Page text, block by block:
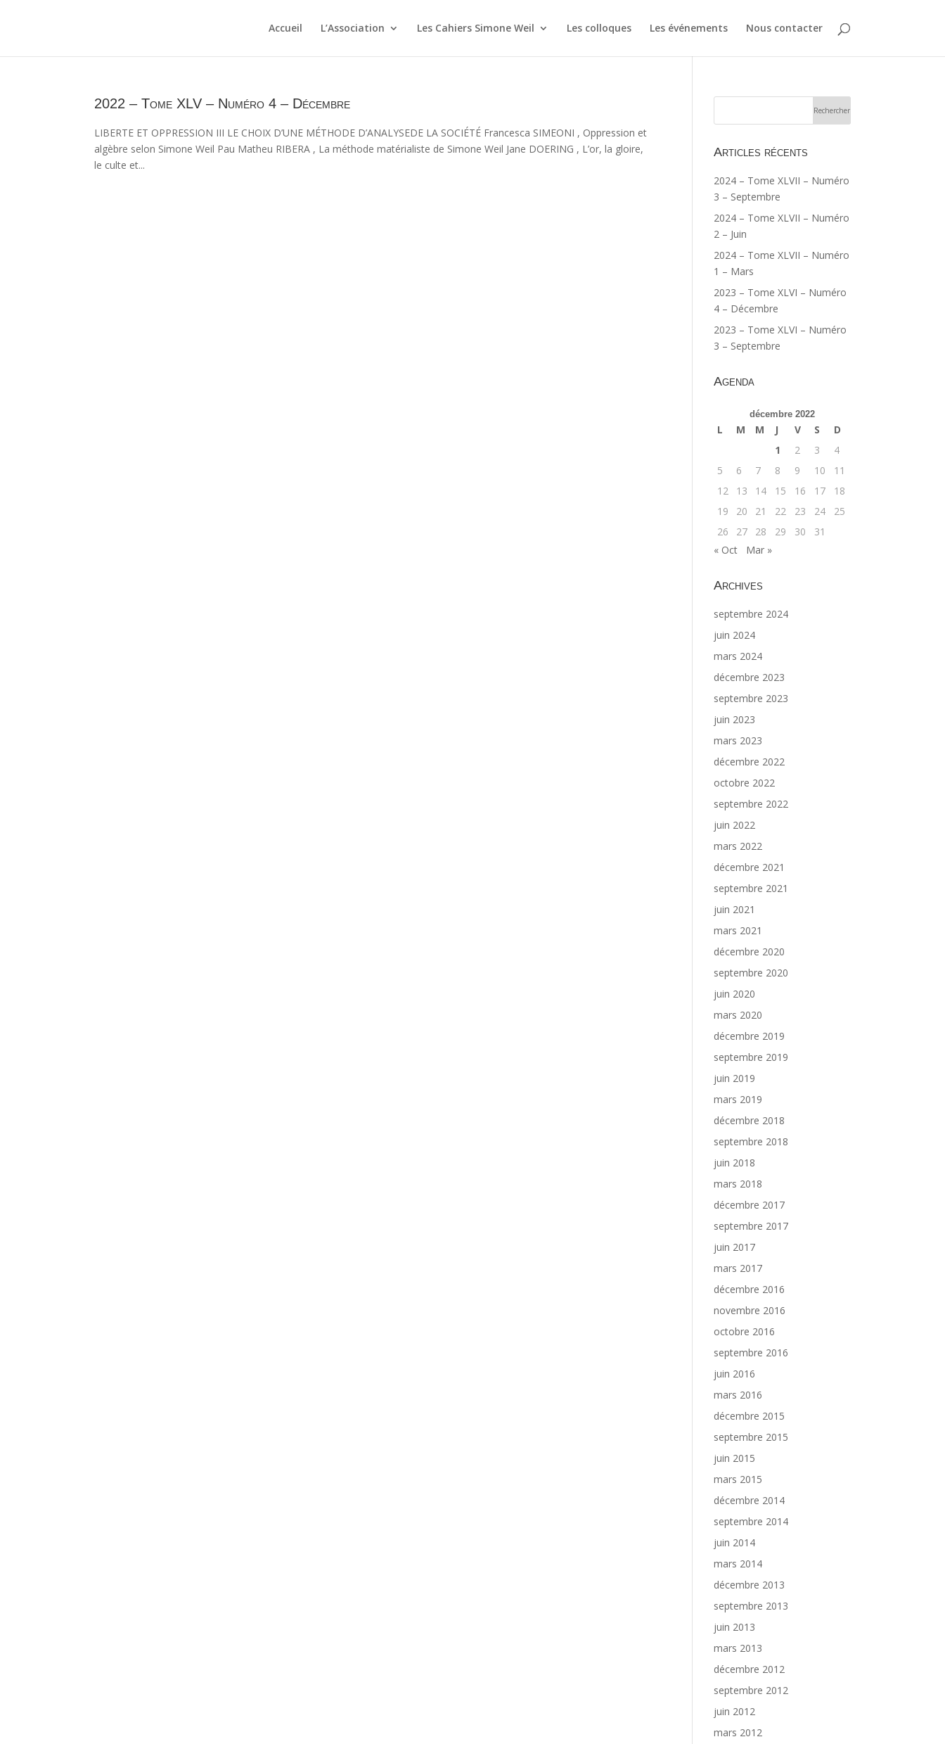
Accueil L’Association Les Cahiers Simone Weil Les colloques Les événements Nous contacter
2022 – Tome XLV – Numéro 4 – Décembre
LIBERTE ET OPPRESSION III LE CHOIX D’UNE MÉTHODE D’ANALYSEDE LA SOCIÉTÉ Francesca SIMEONI , Oppression et
algèbre selon Simone Weil Pau Matheu RIBERA , La méthode matérialiste de Simone Weil Jane DOERING , L’or, la gloire,
le culte et...
Articles récents
2024 – Tome XLVII – Numéro
3 – Septembre
2024 – Tome XLVII – Numéro
2 – Juin
2024 – Tome XLVII – Numéro
1 – Mars
2023 – Tome XLVI – Numéro
4 – Décembre
2023 – Tome XLVI – Numéro
3 – Septembre
Agenda
décembre 2022
L M M J V S
D
1
2 3
4
5
6 7 8 9 10
11
12
13 14 15 16 17
18
19
20 21 22 23 24
25
26
27 28 29 30
31
« Oct
Mar »
Archives
septembre 2024
juin 2024
mars 2024
décembre 2023
septembre 2023
juin 2023
mars 2023
décembre 2022
octobre 2022
septembre 2022
juin 2022
mars 2022
décembre 2021
septembre 2021
juin 2021
mars 2021
décembre 2020
septembre 2020
juin 2020
mars 2020
décembre 2019
septembre 2019
juin 2019
mars 2019
décembre 2018
septembre 2018
juin 2018
mars 2018
décembre 2017
septembre 2017
juin 2017
mars 2017
décembre 2016
novembre 2016
octobre 2016
septembre 2016
juin 2016
mars 2016
décembre 2015
septembre 2015
juin 2015
mars 2015
décembre 2014
septembre 2014
juin 2014
mars 2014
décembre 2013
septembre 2013
juin 2013
mars 2013
décembre 2012
septembre 2012
juin 2012
mars 2012